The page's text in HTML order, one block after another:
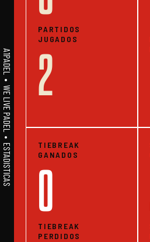
A1PADEL • WE LIVE PADEL • ESTADISTICAS
PARTIDOS
JUGADOS
2
TIEBREAK
GANADOS
0
TIEBREAK
PERDIDOS